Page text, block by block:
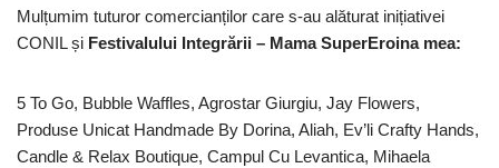
Mulțumim tuturor comercianților care s-au alăturat inițiativei
CONIL și Festivalului Integrării – Mama SuperEroina mea:
5 To Go, Bubble Waffles, Agrostar Giurgiu, Jay Flowers,
Produse Unicat Handmade By Dorina, Aliah, Ev’li Crafty Hands,
Candle & Relax Boutique, Campul Cu Levantica, Mihaela